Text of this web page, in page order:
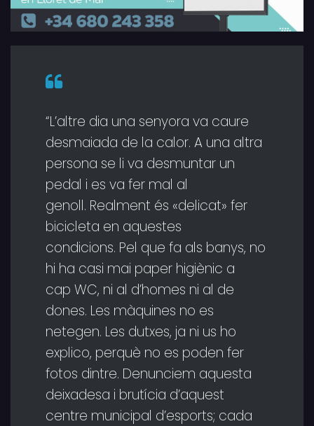
“L’altre dia una senyora va caure
desmaiada de la calor. A una altra
persona se li va desmuntar un
pedal i es va fer mal al
genoll. Realment és «delicat» fer
bicicleta en aquestes
condicions. Pel que fa als banys, no
hi ha casi mai paper higiènic a
cap WC, ni al d’homes ni al de
dones. Les màquines no es
netegen. Les dutxes, ja ni us ho
explico, perquè no es poden fer
fotos dintre. Denunciem aquesta
deixadesa i brutícia d’aquest
centre municipal d’esports; cada